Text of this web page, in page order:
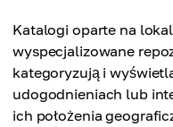
Katalogi oparte na
wyspecjalizowane
kategoryzują i
udogodnieniach lub
ich położenia